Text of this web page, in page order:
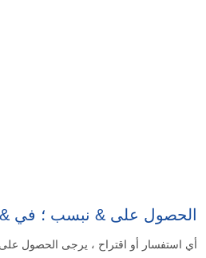
الحصول على & نبسب ؛ في
أي استفسار أو اقتراح ، يرجى الحصول على